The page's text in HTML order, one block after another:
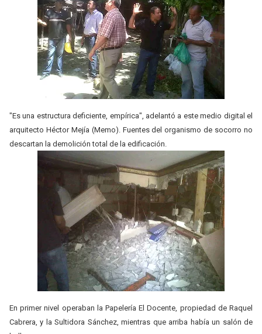
"Es una estructura deficiente, empírica", adelantó a este medio digital el
arquitecto Héctor Mejía (Memo). Fuentes del organismo de socorro no
descartan la demolición total de la edificación.
En primer nivel operaban la Papelería El Docente, propiedad de Raquel
Cabrera, y la Sultidora Sánchez, mientras que arriba había un salón de